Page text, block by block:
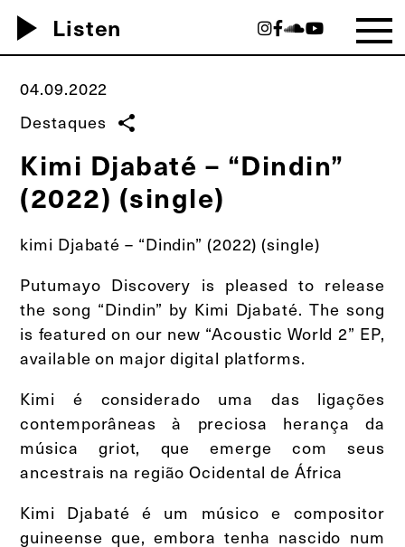
play_arrow Listen
04.09.2022
Destaques
share
Kimi Djabaté – “Dindin”
(2022) (single)
kimi Djabaté – “Dindin” (2022) (single)
Putumayo Discovery is pleased to release
the song “Dindin” by Kimi Djabaté. The song
is featured on our new “Acoustic World 2” EP,
available on major digital platforms.
Kimi é considerado uma das ligações
contemporâneas à preciosa herança da
música griot, que emerge com seus
ancestrais na região Ocidental de África
Kimi Djabaté é um músico e compositor
guineense que, embora tenha nascido num